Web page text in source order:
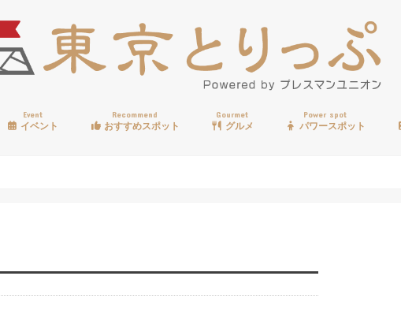
Event
イベント
Recommend
おすすめスポット
Gourmet
グルメ
Power spot
パワースポット